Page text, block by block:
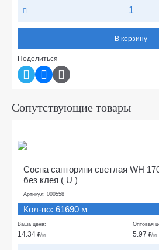
В корзину
Поделиться
Сопутствующие товары
Сосна санторини светлая WH
без клея ( U )
Артикул: 000558
Кол-во: 61690 м
Ваша цена:
14.34 ₽/м
Оптовая
5.97 ₽/м